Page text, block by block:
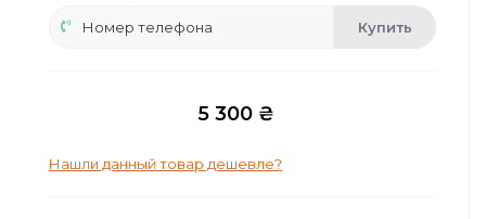
Купить
5 300 ₴
Нашли данный товар дешевле?